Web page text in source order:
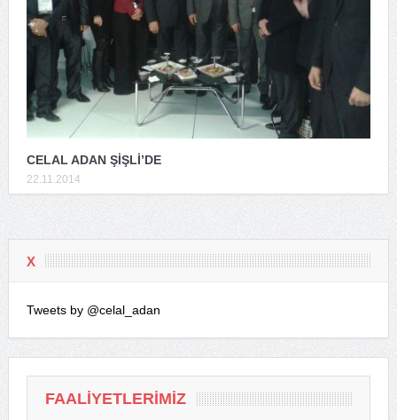
CELAL ADAN ŞİŞLİ’DE
22.11.2014
X
Tweets by @celal_adan
FAALIYETLERIMIZ